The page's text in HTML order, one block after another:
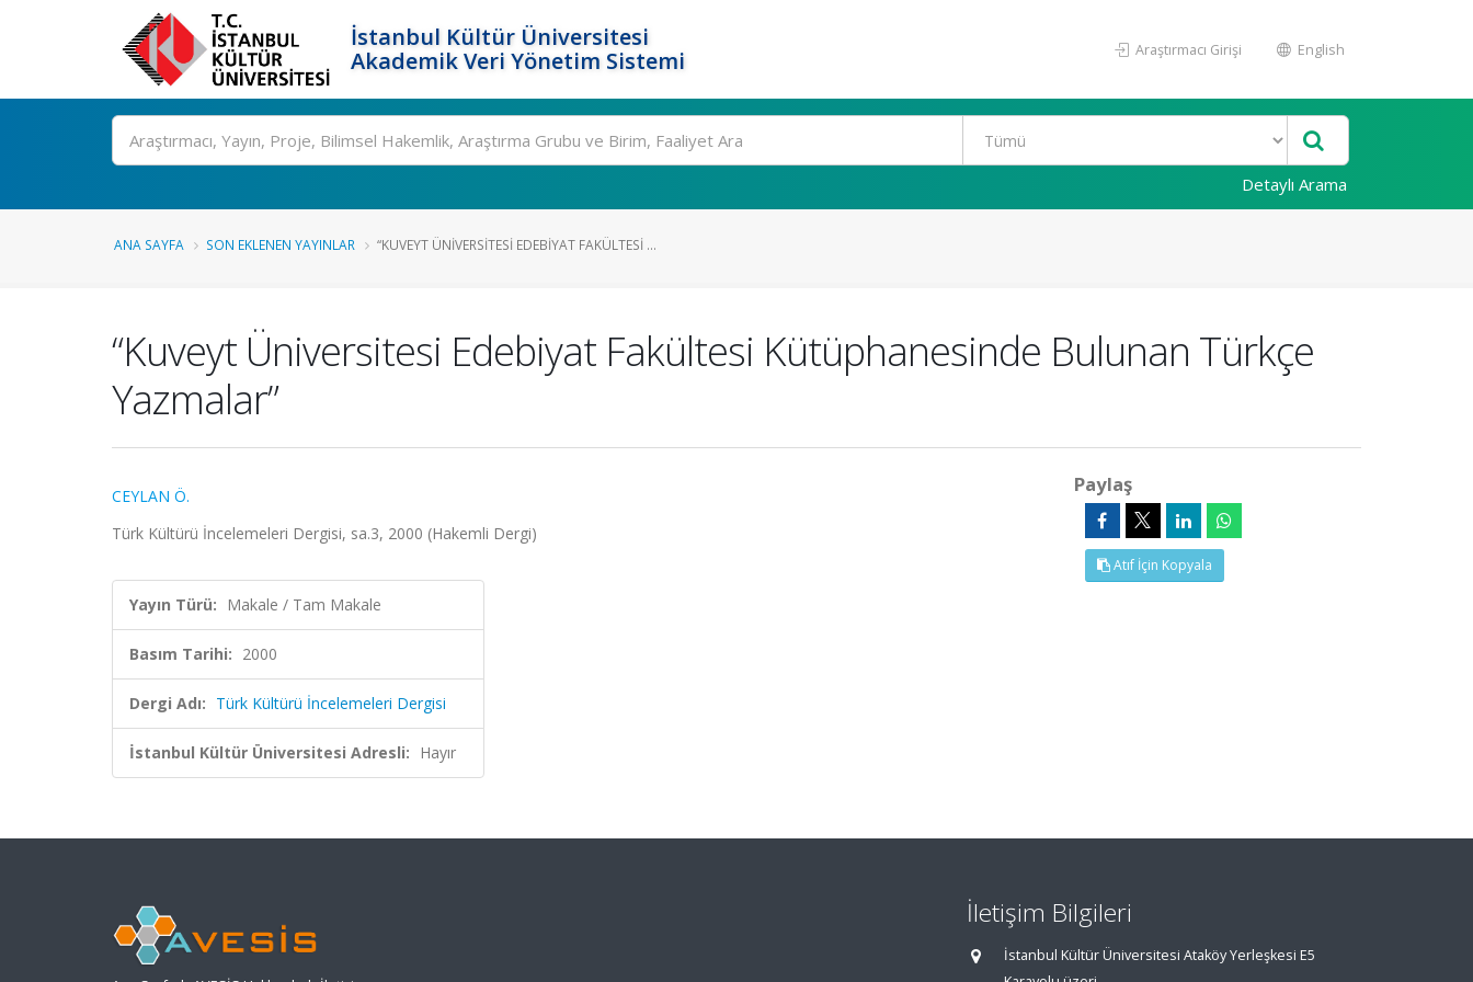
İstanbul Kültür Üniversitesi
Akademik Veri Yönetim Sistemi
Araştırmacı Girişi English
Ara
Detaylı Arama
ANA SAYFA SON EKLENEN YAYINLAR “KUVEYT ÜNIVERSITESI EDEBIYAT FAKÜLTESI ...
“Kuveyt Üniversitesi Edebiyat Fakültesi Kütüphanesinde Bulunan Türkçe
Yazmalar”
CEYLAN Ö.
Türk Kültürü İncelemeleri Dergisi, sa.3, 2000 (Hakemli Dergi)
Yayın Türü: Makale / Tam Makale
Basım Tarihi: 2000
Dergi Adı: Türk Kültürü İncelemeleri Dergisi
İstanbul Kültür Üniversitesi Adresli: Hayır
Paylaş
Atıf İçin Kopyala
İletişim Bilgileri
İstanbul Kültür Üniversitesi Ataköy Yerleşkesi E5